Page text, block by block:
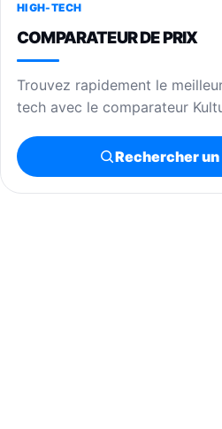
HIGH-TECH
COMPARATEUR DE PRIX
Trouvez rapidement le
tech avec le comparateur
Rechercher